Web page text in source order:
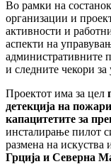
Во рамки на
организации и
активности и
аспекти на
административните
и следните чекори
Проектот има за цел
детекција на
капацитетите за
инсталирање пилот
размена на искуства
Грција и Северна